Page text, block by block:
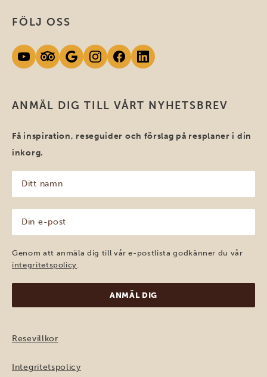
ANMÄL DIG TILL VÅRT NYHETSBREV
Få inspiration, reseguider och förslag på resplaner i din
inkorg.
namn
(Obligatoriskt)
post
(Obligatoriskt)
Genom att anmäla dig till vår e-postlista godkänner du vår
integritetspolicy
FÖLJ OSS
Resevillkor
Integritetspolicy